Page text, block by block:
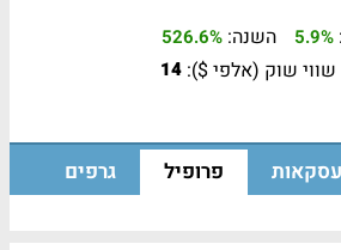
5.9% השנה: 526.6%
שווי שוק (אלפי $): 14
עסקאות פרופיל גרפים